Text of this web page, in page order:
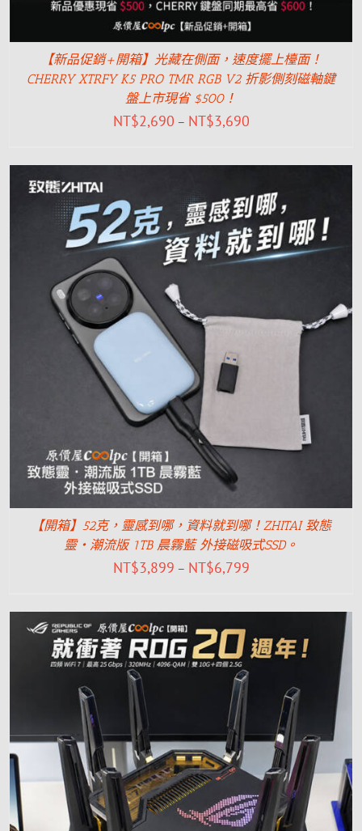
【新品促銷+開箱】光藏在側面，速度擺上檯面！
CHERRY XTRFY K5 PRO TMR RGB V2 折影側刻磁軸鍵
盤上市現省 $500！
NT$2,690 – NT$3,690
【開箱】52克，靈感到哪，資料就到哪！ZHITAI 致態
靈‧潮流版 1TB 晨霧藍 外接磁吸式SSD。
NT$3,899 – NT$6,799